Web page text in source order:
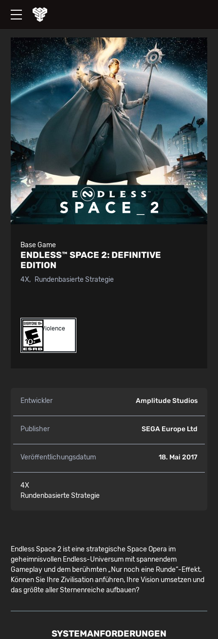
Base Game
ENDLESS™ SPACE 2: DEFINITIVE
EDITION
4X Rundenbasierte Strategie
Violence
Entwickler Amplitude Studios
Publisher SEGA Europe Ltd
Veröffentlichungsdatum 18. Mai 2017
4X
Rundenbasierte Strategie
Endless Space 2 ist eine strategische Space Opera im
geheimnisvollen Endless-Universum mit spannendem
Gameplay und dem berühmten „Nur noch eine Runde“-Effekt.
Können Sie Ihre Zivilisation anführen, Ihre Vision umsetzen und
das größte aller Sternenreiche aufbauen?
SYSTEMANFORDERUNGEN